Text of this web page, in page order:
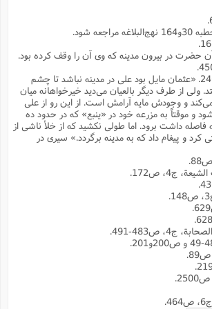
شود.
حضرت در بیرون مدینه که وی آن را وقف کرده بود.
. نهج‌البلاغه، خطبه240. «عثمان مایل بود على در مدینه نباشد تا چشم
ولى از طرف دیگر بالعیان مى‌دید خیرخواهانه میان
و وجودش مایه آرامش است. از این رو از على
و موقتاً به مزرعه خود در «ینبع» که در حدود ده
فاصله داشت برود. اما طولى نکشید که از خلأ ناشى از
کرد و پیغام داد که به مدینه برگردد.» سیری در
ج4، ص172.
ج4، ص483-491.